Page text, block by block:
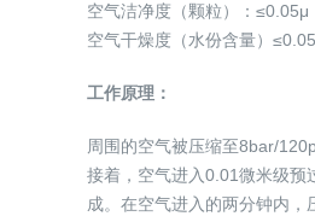
空气洁净度（颗粒）：≤0.05μ
空气干燥度（水份含量）
工作原理：
周围的空气被压缩至8bar/
接着，空气进入0.01微米级预
成。在空气进入的两分钟内